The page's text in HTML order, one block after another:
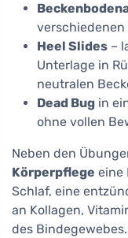
verschiedenen
Heel Slides –
Unterlage in
neutralen
Dead Bug in
ohne vollen
Neben den
Körperpflege eine
Schlaf, eine
an Kollagen,
des Bindegewebes.